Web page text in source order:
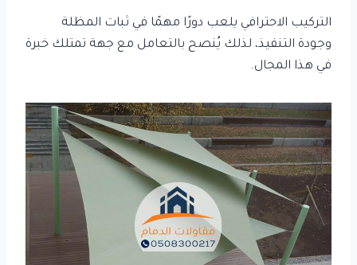
التركيب الاحترافي يلعب دورًا مهمًا في ثبات المظلة
وجودة التنفيذ، لذلك يُنصح بالتعامل مع جهة تمتلك خبرة
في هذا المجال.